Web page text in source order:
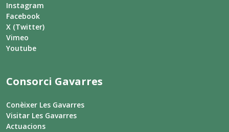
Instagram
Facebook
X (Twitter)
Vimeo
Youtube
Consorci Gavarres
Conèixer Les Gavarres
Visitar Les Gavarres
Actuacions